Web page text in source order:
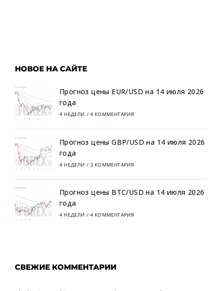
НОВОЕ НА САЙТЕ
Прогноз цены EUR/USD на 14 июля 2026
года
4 НЕДЕЛИ / 4 КОММЕНТАРИЯ
Прогноз цены GBP/USD на 14 июля 2026
года
4 НЕДЕЛИ / 3 КОММЕНТАРИЯ
Прогноз цены BTC/USD на 14 июля 2026
года
4 НЕДЕЛИ / 4 КОММЕНТАРИЯ
СВЕЖИЕ КОММЕНТАРИИ